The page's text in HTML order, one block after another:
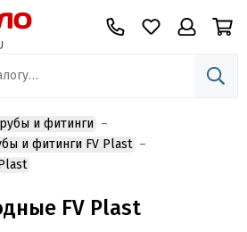
и фитинги
и фитинги FV Plast
FV Plast